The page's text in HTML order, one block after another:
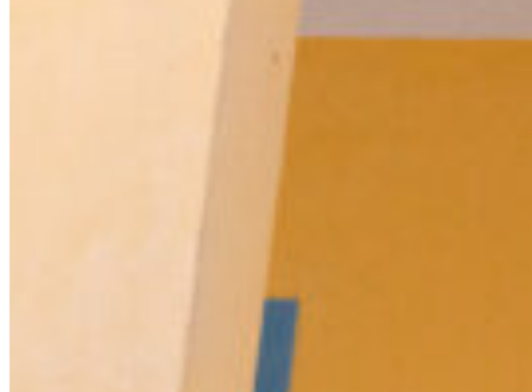
การให้ความช่วยเหลือในด้านค่ารักษาพยาบาลผู้ป่วย